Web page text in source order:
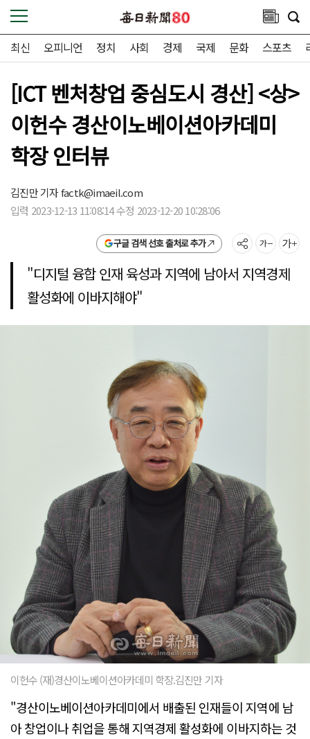
최신 오피니언 정치 사회 경제 국제 문화 스포츠
[ICT 벤처창업 중심도시 경산] <상>
이헌수 경산이노베이션아카데미
학장 인터뷰
김진만 기자factk@imaeil.com
입력 2023-12-13 11:08:14 수정 2023-12-20 10:28:06
구글 검색 선호 출처로 추가
"디지털 융합 인재 육성과 지역에 남아서 지역경제
활성화에 이바지해야"
이헌수 (재)경산이노베이션아카데미 학장.김진만 기자
"경산이노베이션아카데미에서 배출된 인재들이 지역에 남
아 창업이나 취업을 통해 지역경제 활성화에 이바지하는 것